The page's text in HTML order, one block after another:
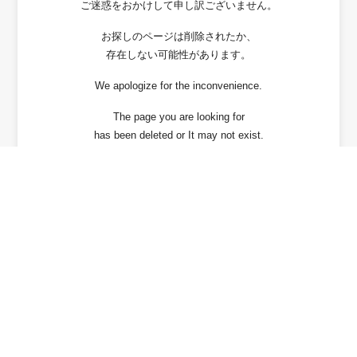
ご迷惑をおかけして申し訳ございません。
お探しのページは削除されたか、
存在しない可能性があります。
We apologize for the inconvenience.
The page you are looking for
has been deleted or It may not exist.